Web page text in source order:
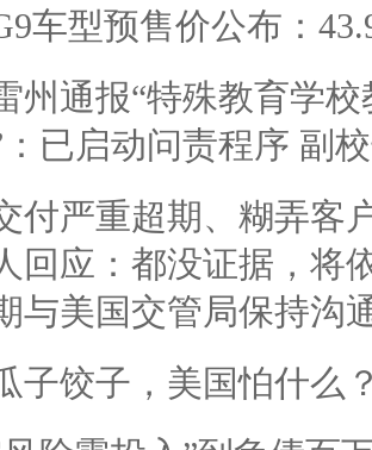
车型预售价公布：
州通报“特殊教育学
已启动问责程序 副
付严重超期、糊弄客
回应：都没证据，将
与美国交管局保持沟
子饺子，美国怕什么